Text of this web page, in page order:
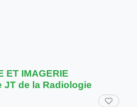
ET IMAGERIE
JT de la Radiologie